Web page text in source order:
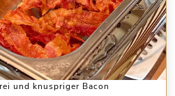
und knuspriger Bacon